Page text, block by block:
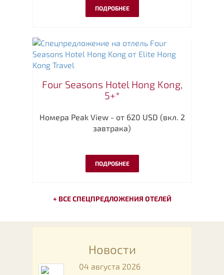
ПОДРОБНЕЕ
Four Seasons Hotel Hong Kong,
5+*
Номера Peak View - от 620 USD (вкл. 2
завтрака)
ПОДРОБНЕЕ
+ ВСЕ СПЕЦПРЕДЛОЖЕНИЯ ОТЕЛЕЙ
Новости
04 августа 2026